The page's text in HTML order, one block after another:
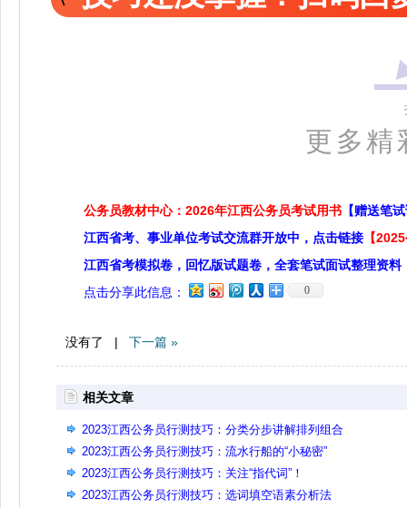
更多精
公务员教材中心：2026年江西公务员考试用书 【赠送笔
江西省考、事业单位考试交流群开放中，点击链接 【
江西省考模拟卷，回忆版试题卷，全套笔试面试整理资料
点击分享此信息：
0
没有了 | 下一篇 »
相关文章
2023江西公务员行测技巧：分类分步讲解排列组合
2023江西公务员行测技巧：流水行船的“小秘密”
2023江西公务员行测技巧：关注“指代词”！
2023江西公务员行测技巧：选词填空语素分析法